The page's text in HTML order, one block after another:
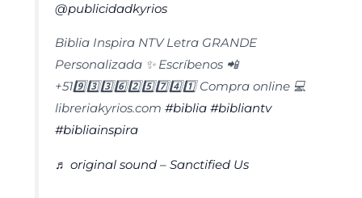
@publicidadkyrios
Biblia Inspira NTV Letra GRANDE
Personalizada ✨ Escríbenos 📲
+519️⃣3️⃣3️⃣6️⃣2️⃣5️⃣7️⃣4️⃣1️⃣ Compra online 💻
libreriakyrios.com #biblia #bibliantv
#bibliainspira
♬ original sound – Sanctified Us